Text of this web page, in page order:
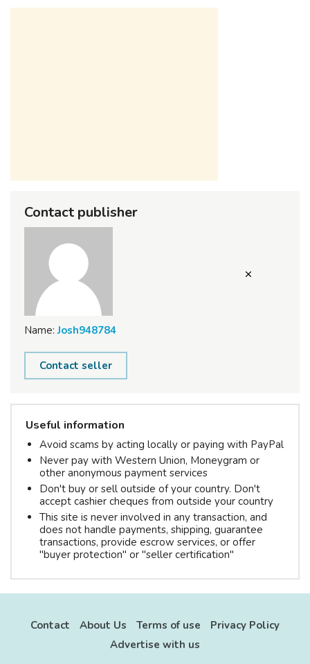
Contact publisher
Name: Josh948784
Contact seller
Useful information
Avoid scams by acting locally or paying with PayPal
Never pay with Western Union, Moneygram or
other anonymous payment services
Don't buy or sell outside of your country. Don't
accept cashier cheques from outside your country
This site is never involved in any transaction, and
does not handle payments, shipping, guarantee
transactions, provide escrow services, or offer
"buyer protection" or "seller certification"
Contact About Us Terms of use
Privacy Policy
Advertise with us